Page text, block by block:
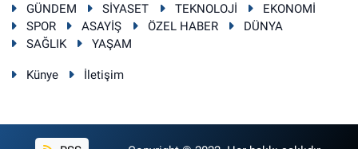
GÜNDEM SİYASET TEKNOLOJİ
EKONOMİ
SPOR
ASAYİŞ ÖZEL HABER
DÜNYA
SAĞLIK
YAŞAM
Künye İletişim